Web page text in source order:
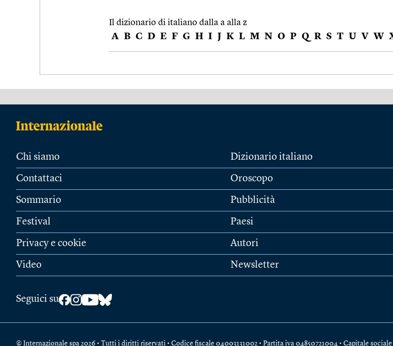
Il dizionario di italiano dalla a alla z
A B C D E F G H I J K L M N O P Q R S T U V W
Chi siamo
Contattaci
Sommario
Festival
Privacy e cookie
Video
Dizionario italiano
Oroscopo
Pubblicità
Paesi
Autori
Newsletter
Seguici su
© Internazionale spa 2026 • Tutti i diritti riservati • Codice fiscale 04003131002 • Partita iva 04850721004 • Capitale